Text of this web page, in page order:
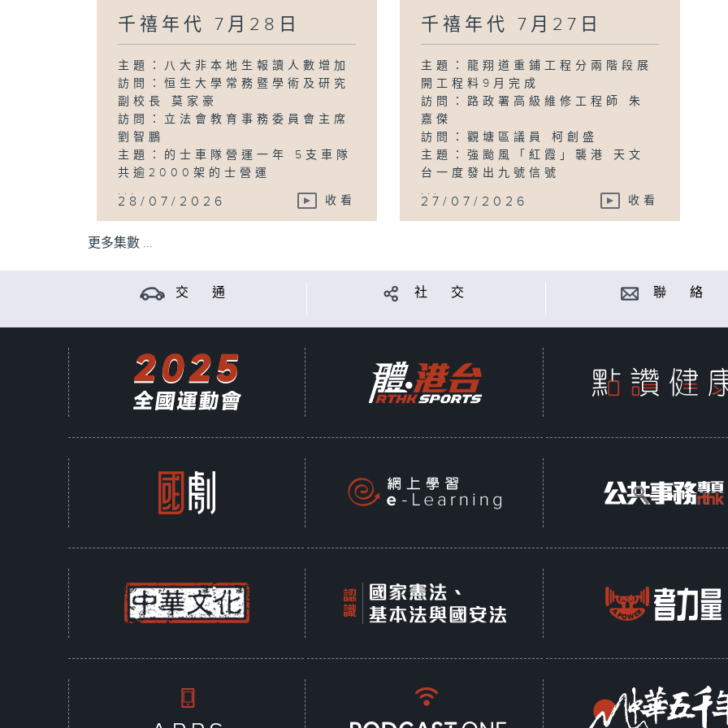
千禧年代 7月28日
主題：八大非本地生報讀人數增加
訪問：恒生大學常務暨學術及研究
副校長 莫家豪
訪問：立法會教育事務委員會主席
劉智鵬
主題：的士車隊營運一年 5支車隊
共逾2000架的士營運
...
28/07/2026 收看
千禧年代 7月27日
主題：龍翔道重鋪工程分兩階段展
開工程料9月完成
訪問：路政署高級維修工程師 朱
嘉傑
訪問：觀塘區議員 柯創盛
主題：強颱風「紅霞」襲港 天文
台一度發出九號信號
...
27/07/2026 收看
更多集數 ...
交 通 社 交 聯 絡